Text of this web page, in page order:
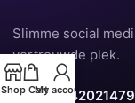
Slimme social
vertrouwde plek.
☎+31 6 42021479
Shop Cart
My account